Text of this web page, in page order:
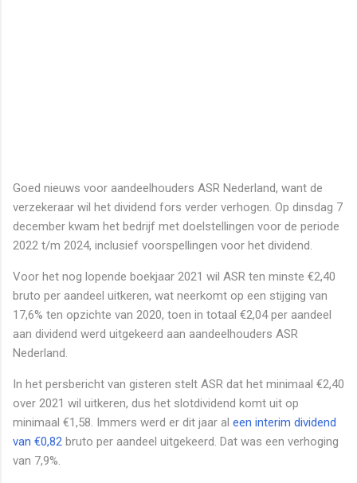
Goed nieuws voor aandeelhouders ASR Nederland, want de
verzekeraar wil het dividend fors verder verhogen. Op dinsdag 7
december kwam het bedrijf met doelstellingen voor de periode
2022 t/m 2024, inclusief voorspellingen voor het dividend.
Voor het nog lopende boekjaar 2021 wil ASR ten minste €2,40
bruto per aandeel uitkeren, wat neerkomt op een stijging van
17,6% ten opzichte van 2020, toen in totaal €2,04 per aandeel
aan dividend werd uitgekeerd aan aandeelhouders ASR
Nederland.
In het persbericht van gisteren stelt ASR dat het minimaal €2,40
over 2021 wil uitkeren, dus het slotdividend komt uit op
minimaal €1,58. Immers werd er dit jaar al een interim dividend
van €0,82 bruto per aandeel uitgekeerd. Dat was een verhoging
van 7,9%.